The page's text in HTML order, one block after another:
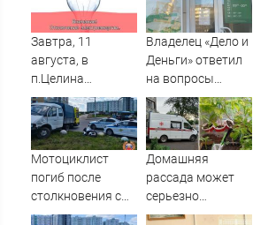
Завтра, 11
августа, в
п.Целина
отключат
электроэнергию
на 3 улицах
Владелец «Дело и
Деньги» ответил
на вопросы
Newsler.ru
Мотоциклист
погиб после
столкновения с
«Газелью» в Твери
Домашняя
рассада может
серьезно
подорвать